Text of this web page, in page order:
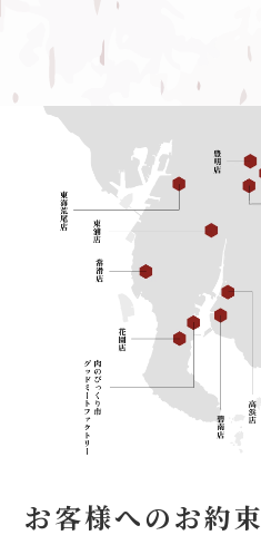
お客様へのお約束